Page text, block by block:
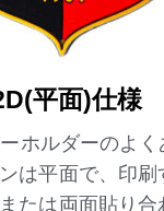
平面)仕様
ホルダーのよ
は平面で、印刷
たは両面貼り合